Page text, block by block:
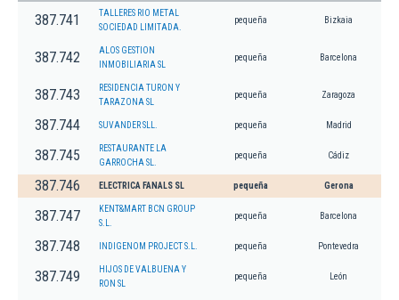
387.741
TALLERES RIO METAL
SOCIEDAD LIMITADA.
pequeña Bizkaia
387.742
ALOS GESTION
INMOBILIARIA SL
pequeña Barcelona
387.743
RESIDENCIA TURON Y
TARAZONA SL
pequeña Zaragoza
387.744 SUVANDER SLL. pequeña Madrid
387.745
RESTAURANTE LA
GARROCHA SL.
pequeña Cádiz
387.746 ELECTRICA FANALS SL pequeña Gerona
387.747
KENT&MART BCN GROUP
S.L.
pequeña Barcelona
387.748 INDIGENOM PROJECT S.L. pequeña Pontevedra
387.749
HIJOS DE VALBUENA Y
RON SL
pequeña León